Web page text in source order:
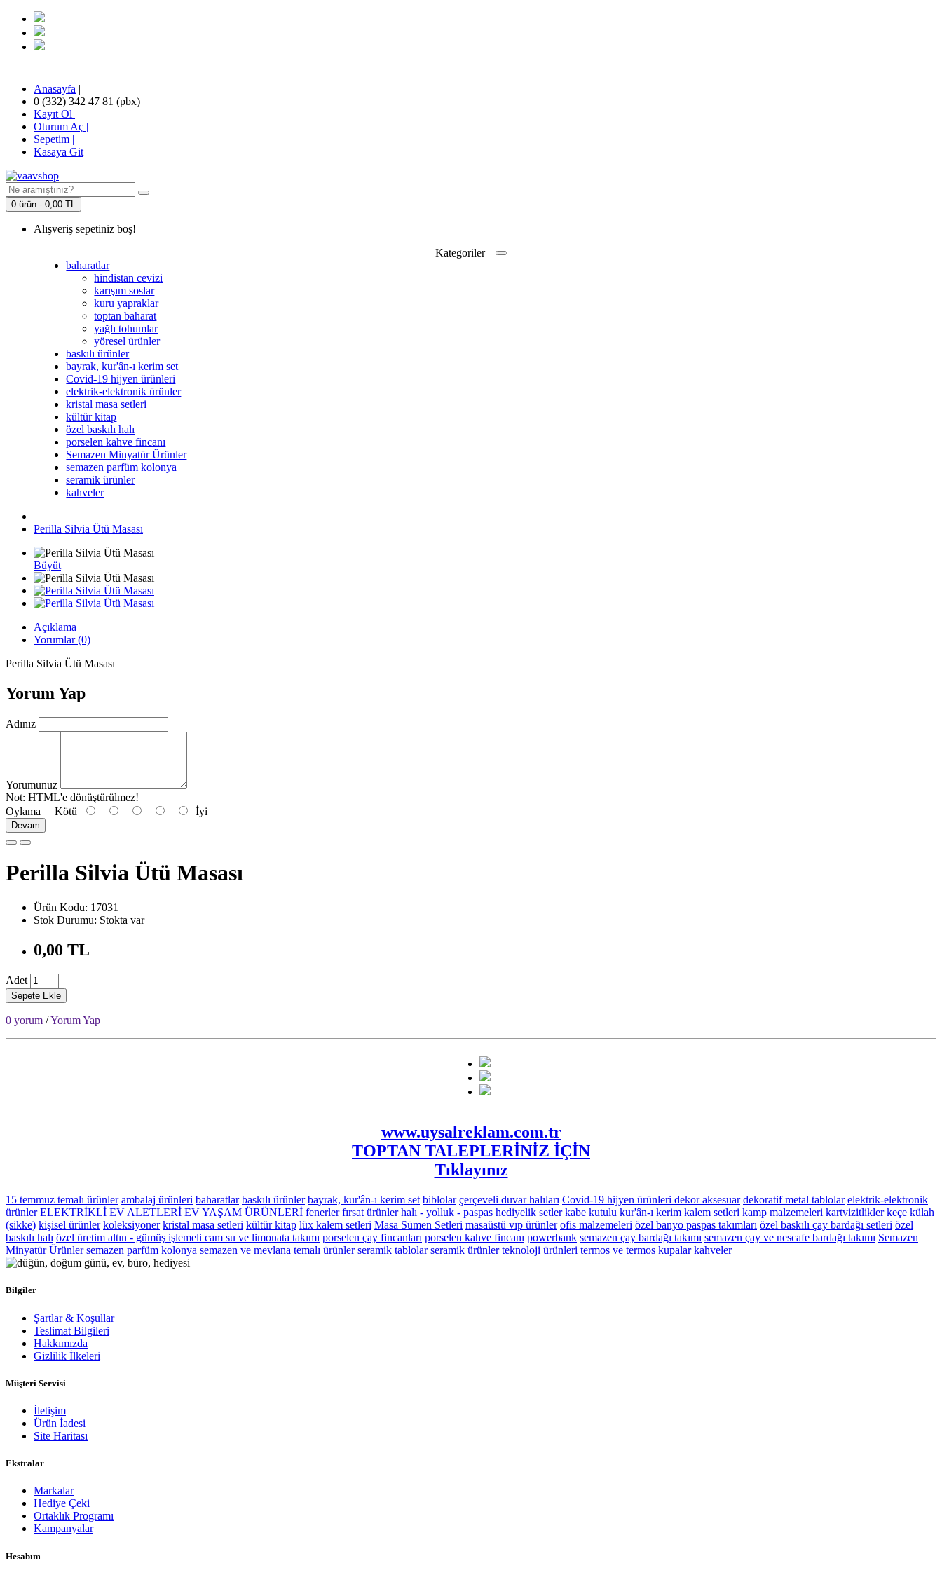
Anasayfa |
0 (332) 342 47 81 (pbx) |
Kayıt Ol |
Oturum Aç |
Sepetim |
Kasaya Git
0 ürün - 0,00 TL
Alışveriş sepetiniz boş!
Kategoriler
baharatlar
hindistan cevizi
karışım soslar
kuru yapraklar
toptan baharat
yağlı tohumlar
yöresel ürünler
baskılı ürünler
bayrak, kur'ân-ı kerim set
Covid-19 hijyen ürünleri
elektrik-elektronik ürünler
kristal masa setleri
kültür kitap
özel baskılı halı
porselen kahve fincanı
Semazen Minyatür Ürünler
semazen parfüm kolonya
seramik ürünler
kahveler
Perilla Silvia Ütü Masası
Büyüt
Açıklama
Yorumlar (0)
Perilla Silvia Ütü Masası
Yorum Yap
Adınız
Yorumunuz
Not: HTML'e dönüştürülmez!
Oylama Kötü İyi
Devam
Perilla Silvia Ütü Masası
Ürün Kodu: 17031
Stok Durumu: Stokta var
0,00 TL
Adet
Sepete Ekle
0 yorum /Yorum Yap
www.uysalreklam.com.tr
TOPTAN TALEPLERİNİZ İÇİN
Tıklayınız
15 temmuz temalı ürünler ambalaj ürünleri baharatlar baskılı ürünler bayrak, kur'ân-ı kerim set biblolar çerçeveli duvar halıları Covid-19 hijyen ürünleri dekor aksesuar dekoratif metal tablolar elektrik-elektronik
ürünler ELEKTRİKLİ EV ALETLERİ EV YAŞAM ÜRÜNLERİ fenerler fırsat ürünler halı - yolluk - paspas hediyelik setler kabe kutulu kur'ân-ı kerim kalem setleri kamp malzemeleri kartvizitlikler keçe külah
(sikke) kişisel ürünler koleksiyoner kristal masa setleri kültür kitap lüx kalem setleri Masa Sümen Setleri masaüstü vıp ürünler ofis malzemeleri özel banyo paspas takımları özel baskılı çay bardağı setleri özel
baskılı halı özel üretim altın - gümüş işlemeli cam su ve limonata takımı porselen çay fincanları porselen kahve fincanı powerbank semazen çay bardağı takımı semazen çay ve nescafe bardağı takımı Semazen
Minyatür Ürünler semazen parfüm kolonya semazen ve mevlana temalı ürünler seramik tablolar seramik ürünler teknoloji ürünleri termos ve termos kupalar kahveler
Bilgiler
Şartlar & Koşullar
Teslimat Bilgileri
Hakkımızda
Gizlilik İlkeleri
Müşteri Servisi
İletişim
Ürün İadesi
Site Haritası
Ekstralar
Markalar
Hediye Çeki
Ortaklık Programı
Kampanyalar
Hesabım